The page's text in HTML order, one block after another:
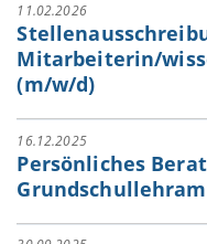
11.02.2026
Mitarbeiterin/
(m/w/d)
16.12.2025
Persönliches